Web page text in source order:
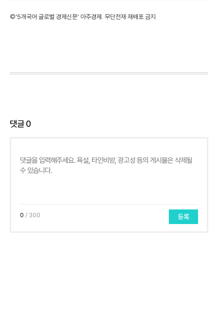
©'5개국어 글로벌 경제신문' 아주경제. 무단전재·재배포 금지
댓글0
0 / 300 등록